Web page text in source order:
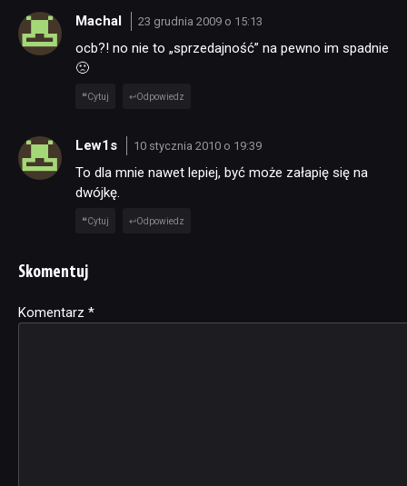
Machal 23 grudnia 2009 o 15:13
ocb?! no nie to „sprzedajność” na pewno im spadnie
🙁
Cytuj Odpowiedz
Lew1s 10 stycznia 2010 o 19:39
To dla mnie nawet lepiej, być może załapię się na
dwójkę.
Cytuj Odpowiedz
Skomentuj
Komentarz *
Alternative: